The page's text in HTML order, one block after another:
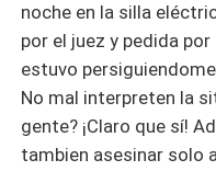
noche en la silla
por el juez y pedida
estuvo
No mal interpreten la
gente? ¡Claro que sí!
tambien asesinar solo